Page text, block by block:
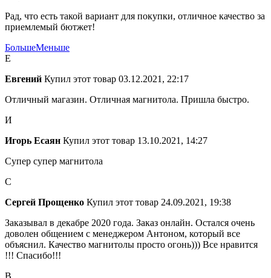
Рад, что есть такой вариант для покупки, отличное качество за
приемлемый бютжет!
БольшеМеньше
Е
Евгений Купил этот товар 03.12.2021, 22:17
Отличный магазин. Отличная магнитола. Пришла быстро.
И
Игорь Есаян Купил этот товар 13.10.2021, 14:27
Супер супер магнитола
С
Сергей Прощенко Купил этот товар 24.09.2021, 19:38
Заказывал в декабре 2020 года. Заказ онлайн. Остался очень
доволен общением с менеджером Антоном, который все
объяснил. Качество магнитолы просто огонь))) Все нравится
!!! Спасибо!!!
В